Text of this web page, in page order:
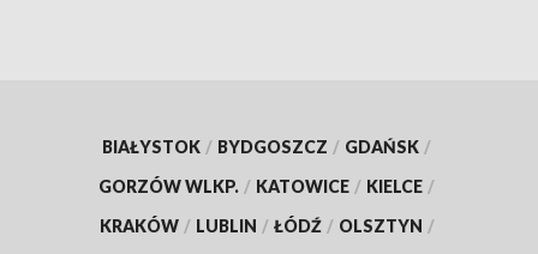
BIAŁYSTOK / BYDGOSZCZ / GDAŃSK /
GORZÓW WLKP. / KATOWICE / KIELCE /
KRAKÓW / LUBLIN / ŁÓDŹ / OLSZTYN /